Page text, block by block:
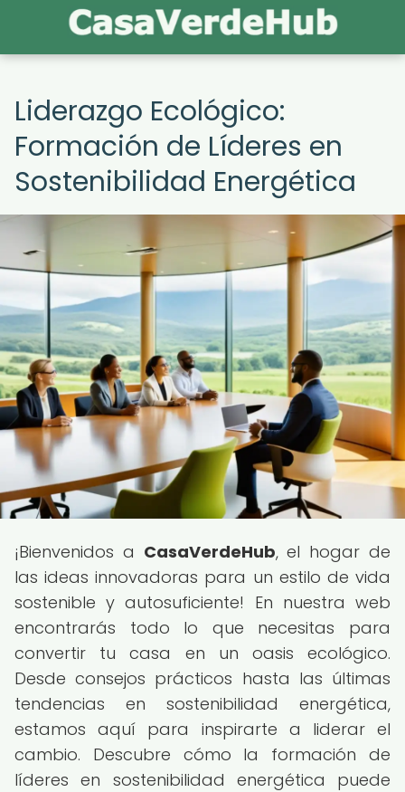
Liderazgo Ecológico:
Formación de Líderes en
Sostenibilidad Energética
¡Bienvenidos a CasaVerdeHub, el hogar de
las ideas innovadoras para un estilo de vida
sostenible y autosuficiente! En nuestra web
encontrarás todo lo que necesitas para
convertir tu casa en un oasis ecológico.
Desde consejos prácticos hasta las últimas
tendencias en sostenibilidad energética,
estamos aquí para inspirarte a liderar el
cambio. Descubre cómo la formación de
líderes en sostenibilidad energética puede